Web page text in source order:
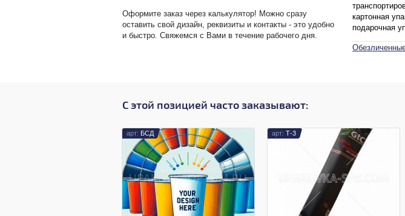
Оформите заказ через калькулятор! Можно сразу
оставить свой дизайн, реквизиты и контакты - это удобно
и быстро. Свяжемся с Вами в течение рабочего дня.
картонная
подарочная
С этой позицией часто заказывают:
БСД Т-3